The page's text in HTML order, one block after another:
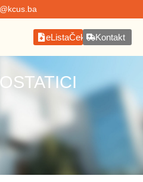
eListaČekanjaKontakt